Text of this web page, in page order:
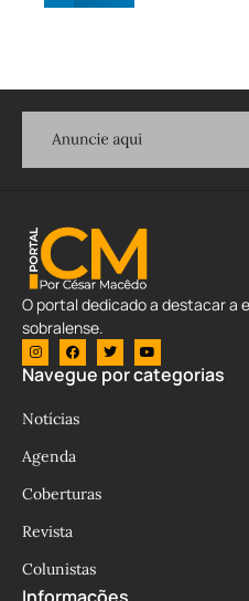
O portal dedicado a destacar a
sobralense.
Navegue por categorias
Notícias
Agenda
Coberturas
Revista
Colunistas
Informações